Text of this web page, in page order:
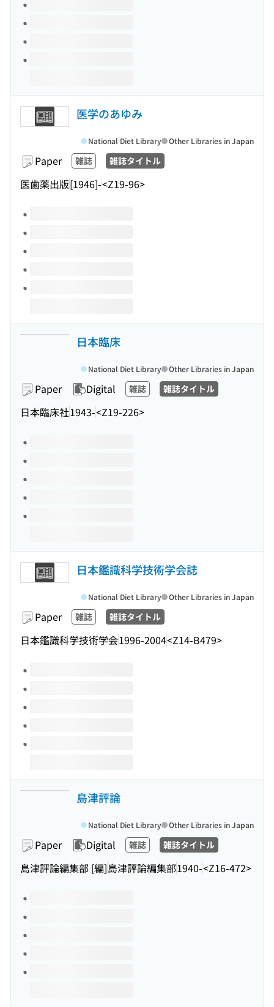
医学のあゆみ
Paper 雑誌 雑誌タイトル
医歯薬出版[1946]-<Z19-96>
National Diet Library Other Libraries in Japan
Volumes of this title
日本臨床
Paper Digital 雑誌 雑誌タイトル
日本臨床社1943-<Z19-226>
National Diet Library Other Libraries in Japan
Volumes of this title
日本鑑識科学技術学会誌
Paper 雑誌 雑誌タイトル
日本鑑識科学技術学会1996-2004<Z14-B479>
National Diet Library Other Libraries in Japan
Volumes of this title
島津評論
Paper Digital 雑誌 雑誌タイトル
島津評論編集部 [編]島津評論編集部1940-<Z16-472>
National Diet Library Other Libraries in Japan
Volumes of this title